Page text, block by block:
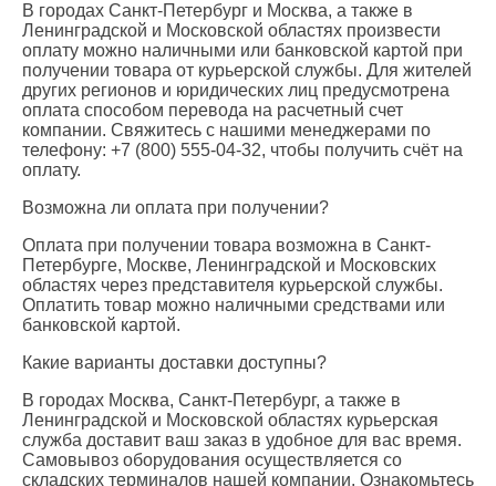
В городах Санкт-Петербург и Москва, а также в
Ленинградской и Московской областях произвести
оплату можно наличными или банковской картой при
получении товара от курьерской службы. Для жителей
других регионов и юридических лиц предусмотрена
оплата способом перевода на расчетный счет
компании. Свяжитесь с нашими менеджерами по
телефону: +7 (800) 555-04-32, чтобы получить счёт на
оплату.
Возможна ли оплата при получении?
Оплата при получении товара возможна в Санкт-
Петербурге, Москве, Ленинградской и Московских
областях через представителя курьерской службы.
Оплатить товар можно наличными средствами или
банковской картой.
Какие варианты доставки доступны?
В городах Москва, Санкт-Петербург, а также в
Ленинградской и Московской областях курьерская
служба доставит ваш заказ в удобное для вас время.
Самовывоз оборудования осуществляется со
складских терминалов нашей компании. Ознакомьтесь